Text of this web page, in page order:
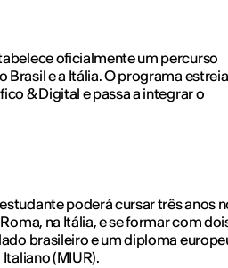
oficialmente um percurso
e a Itália. O programa estreia
& Digital e passa a integrar o
poderá cursar três anos
na Itália, e se formar com
brasileiro e um diploma
(MIUR).